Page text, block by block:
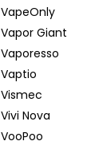
VapeOnly
Vapor Giant
Vaporesso
Vaptio
Vismec
Vivi Nova
VooPoo